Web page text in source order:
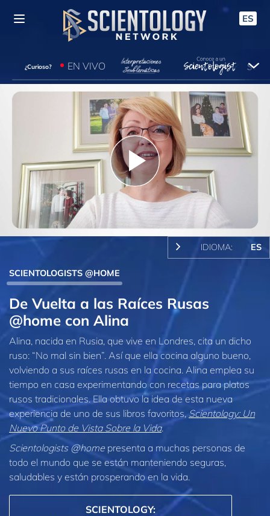
ES
¿Curioso? EN VIVO
Play
Video
IDIOMA: ES
SCIENTOLOGISTS @HOME
De Vuelta a las Raíces Rusas
@home con Alina
Alina, nacida en Rusia, que vive en Londres, cita un dicho
ruso: “No mal sin bien”. Así que ella cocina alguno bueno,
volviendo a sus raíces rusas en la cocina. Alina emplea su
tiempo en casa experimentando con recetas para platos
rusos tradicionales. Ella obtuvo la idea de esta nueva
experiencia de uno de sus libros favoritos, Scientology: Un
Nuevo Punto de Vista Sobre la Vida.
Scientologists @home presenta a muchas personas de
todo el mundo que se están manteniendo seguras,
saludables y están prosperando en la vida.
SCIENTOLOGY: